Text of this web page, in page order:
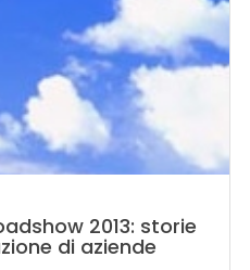
2013: storie
di aziende